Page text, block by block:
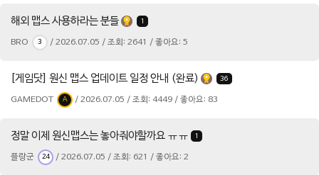
해외 맵스 사용하라는 분들 1
BRO 3 / 2026.07.05 / 조회: 2641 / 좋아요: 5
[게임닷] 원신 맵스 업데이트 일정 안내 (완료) 36
GAMEDOT A / 2026.07.05 / 조회: 4449 / 좋아요: 83
정말 이제 원신맵스는 놓아줘야할까요 ㅠㅠ 1
플랑군 24 / 2026.07.05 / 조회: 621 / 좋아요: 2